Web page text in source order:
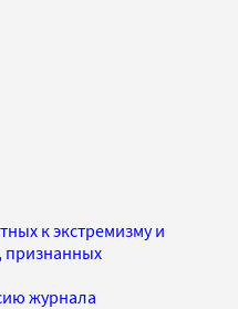
к экстремизму и
признанных
журнала